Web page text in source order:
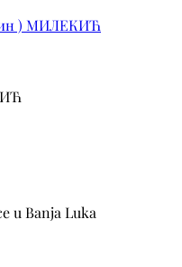
) МИЛЕКИЋ
u Banja Luka